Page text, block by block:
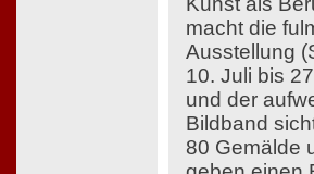
macht die
Ausstellung
10. Juli bis
und der
Bildband
80 Gemälde